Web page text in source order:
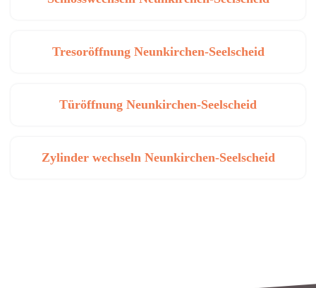
Tresoröffnung Neunkirchen-Seelscheid
Türöffnung Neunkirchen-Seelscheid
Zylinder wechseln Neunkirchen-Seelscheid